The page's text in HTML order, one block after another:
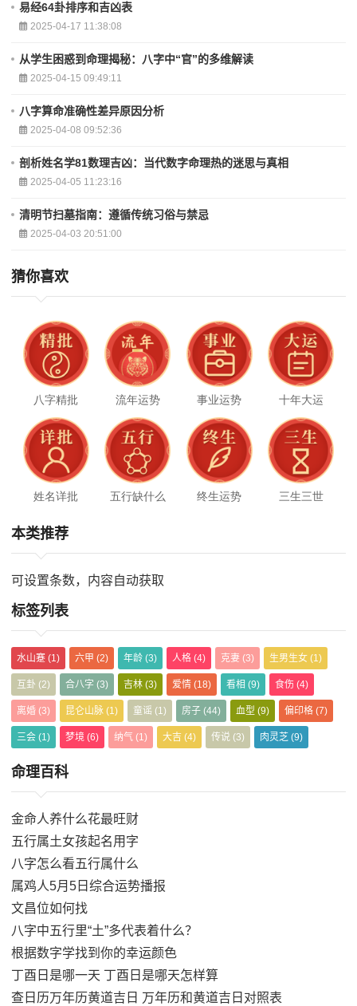
易经64卦排序和吉凶表
2025-04-17 11:38:08
从学生困惑到命理揭秘：八字中“官”的多维解读
2025-04-15 09:49:11
八字算命准确性差异原因分析
2025-04-08 09:52:36
剖析姓名学81数理吉凶：当代数字命理热的迷思与真相
2025-04-05 11:23:16
清明节扫墓指南：遵循传统习俗与禁忌
2025-04-03 20:51:00
猜你喜欢
八字精批 流年运势 事业运势 十年大运
姓名详批 五行缺什么 终生运势 三生三世
本类推荐
可设置条数，内容自动获取
标签列表
水山蹇 (1) 六甲 (2) 年龄 (3) 人格 (4) 克妻 (3) 生男生女 (1)
互卦 (2) 合八字 (3) 吉林 (3) 爱情 (18) 看相 (9) 食伤 (4)
离婚 (3) 昆仑山脉 (1) 童谣 (1) 房子 (44) 血型 (9) 偏印格 (7)
三会 (1) 梦境 (6) 纳气 (1) 大吉 (4) 传说 (3) 肉灵芝 (9)
命理百科
金命人养什么花最旺财
五行属土女孩起名用字
八字怎么看五行属什么
属鸡人5月5日综合运势播报
文昌位如何找
八字中五行里“土”多代表着什么？
根据数字学找到你的幸运颜色
丁酉日是哪一天 丁酉日是哪天怎样算
查日历万年历黄道吉日 万年历和黄道吉日对照表